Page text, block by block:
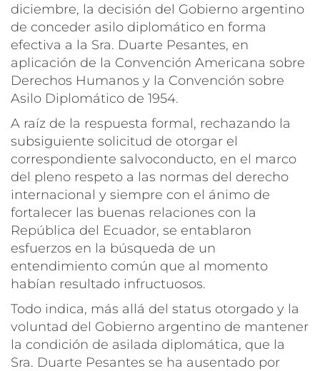
diciembre, la decisión del Gobierno argentino
de conceder asilo diplomático en forma
efectiva a la Sra. Duarte Pesantes, en
aplicación de la Convención Americana sobre
Derechos Humanos y la Convención sobre
Asilo Diplomático de 1954.
A raíz de la respuesta formal, rechazando la
subsiguiente solicitud de otorgar el
correspondiente salvoconducto, en el marco
del pleno respeto a las normas del derecho
internacional y siempre con el ánimo de
fortalecer las buenas relaciones con la
República del Ecuador, se entablaron
esfuerzos en la búsqueda de un
entendimiento común que al momento
habían resultado infructuosos.
Todo indica, más allá del status otorgado y la
voluntad del Gobierno argentino de mantener
la condición de asilada diplomática, que la
Sra. Duarte Pesantes se ha ausentado por